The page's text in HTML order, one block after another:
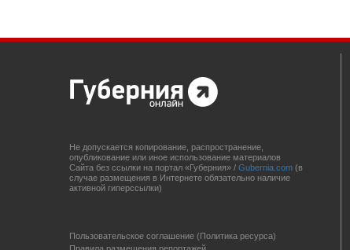
Не допускается копирование, распространение,
опубликование или иное использование материалов
Сайта без ссылки на портал «Губерния» / Gubernia.com (в
случае размещения в Интернете обязательно наличие
активной гиперссылки)
Пользовательское соглашение (Политика ресурса)